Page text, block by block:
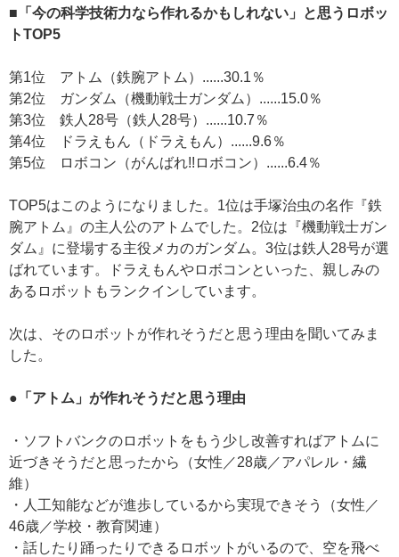
■「今の科学技術力なら作れるかもしれない」と思うロボッ
トTOP5
第1位 アトム（鉄腕アトム）......30.1％
第2位 ガンダム（機動戦士ガンダム）......15.0％
第3位 鉄人28号（鉄人28号）......10.7％
第4位 ドラえもん（ドラえもん）......9.6％
第5位 ロボコン（がんばれ!!ロボコン）......6.4％
TOP5はこのようになりました。1位は手塚治虫の名作『鉄
腕アトム』の主人公のアトムでした。2位は『機動戦士ガン
ダム』に登場する主役メカのガンダム。3位は鉄人28号が選
ばれています。ドラえもんやロボコンといった、親しみの
あるロボットもランクインしています。
次は、そのロボットが作れそうだと思う理由を聞いてみま
した。
●「アトム」が作れそうだと思う理由
・ソフトバンクのロボットをもう少し改善すればアトムに
近づきそうだと思ったから（女性／28歳／アパレル・繊
維）
・人工知能などが進歩しているから実現できそう（女性／
46歳／学校・教育関連）
・話したり踊ったりできるロボットがいるので、空を飛べ